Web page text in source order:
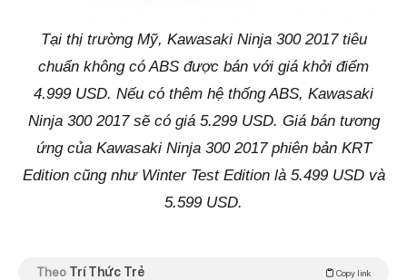
Tại thị trường Mỹ, Kawasaki Ninja 300 2017 tiêu
chuẩn không có ABS được bán với giá khởi điểm
4.999 USD. Nếu có thêm hệ thống ABS, Kawasaki
Ninja 300 2017 sẽ có giá 5.299 USD. Giá bán tương
ứng của Kawasaki Ninja 300 2017 phiên bản KRT
Edition cũng như Winter Test Edition là 5.499 USD và
5.599 USD.
Theo Trí Thức Trẻ Copy link